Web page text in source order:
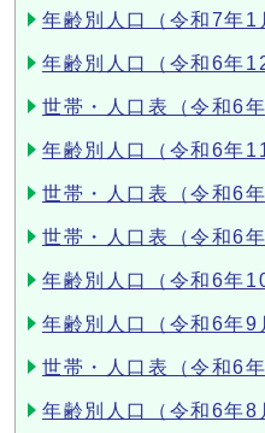
年齢別人口（令和7年1
年齢別人口（令和6年
世帯・人口表（令和6
年齢別人口（令和6年
世帯・人口表（令和6
世帯・人口表（令和6
年齢別人口（令和6年
年齢別人口（令和6年9
世帯・人口表（令和6
年齢別人口（令和6年8